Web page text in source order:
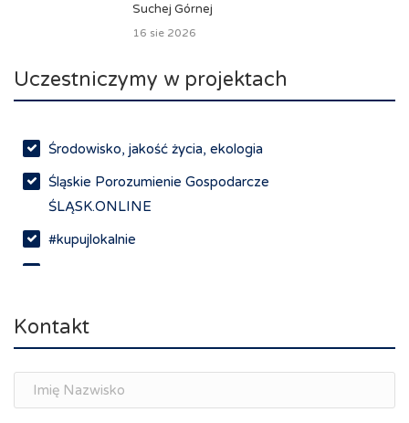
Suchej Górnej
16 sie 2026
Uczestniczymy w projektach
Środowisko, jakość życia, ekologia
Śląskie Porozumienie Gospodarcze
ŚLĄSK.ONLINE
#kupujlokalnie
Kontakt